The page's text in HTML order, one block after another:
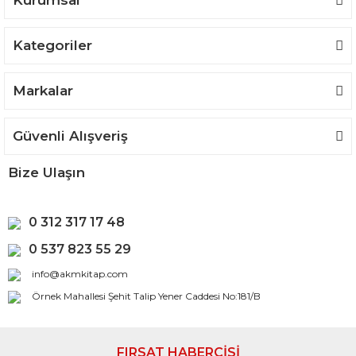
Kategoriler
Markalar
Güvenli Alışveriş
Bize Ulaşın
0 312 317 17 48
0 537 823 55 29
info@akmkitap.com
Örnek Mahallesi Şehit Talip Yener Caddesi No:181/B
FIRSAT HABERCİSİ